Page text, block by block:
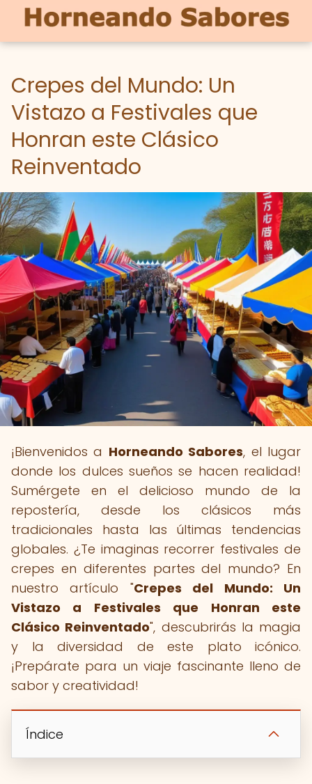
Crepes del Mundo: Un
Vistazo a Festivales que
Honran este Clásico
Reinventado
¡Bienvenidos a Horneando Sabores, el lugar
donde los dulces sueños se hacen realidad!
Sumérgete en el delicioso mundo de la
repostería, desde los clásicos más
tradicionales hasta las últimas tendencias
globales. ¿Te imaginas recorrer festivales de
crepes en diferentes partes del mundo? En
nuestro artículo "Crepes del Mundo: Un
Vistazo a Festivales que Honran este
Clásico Reinventado", descubrirás la magia
y la diversidad de este plato icónico.
¡Prepárate para un viaje fascinante lleno de
sabor y creatividad!
Índice